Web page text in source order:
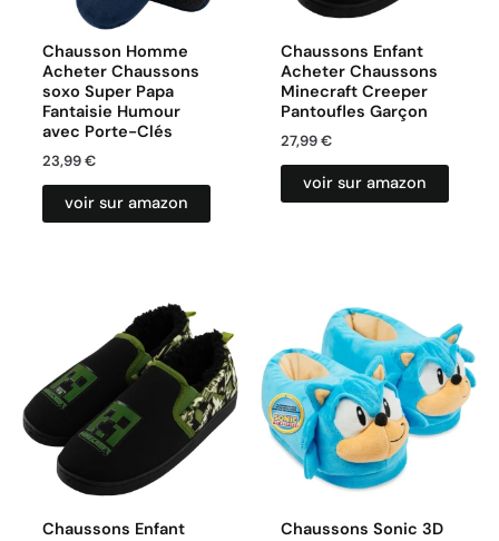
Chausson Homme
Acheter Chaussons
soxo Super Papa
Fantaisie Humour
avec Porte-Clés
23,99€
voir sur amazon
Chaussons Enfant
Acheter Chaussons
Minecraft Creeper
Pantoufles Garçon
27,99€
voir sur amazon
Chaussons Enfant
Chaussons Sonic 3D